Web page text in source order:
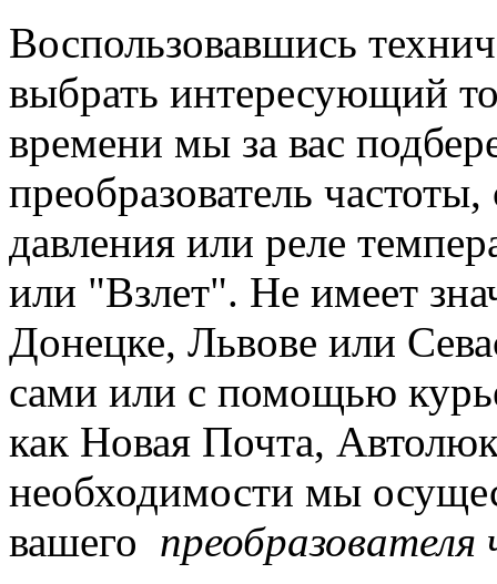
Воспользовавшись
выбрать интересующий
времени мы за вас
преобразователь
давления или реле
или "Взлет". Не имеет
Донецке, Львове или
сами или с помощью
как Новая Почта,
необходимости мы
вашего